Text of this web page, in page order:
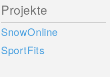
Projekte
SnowOnline
SportFits